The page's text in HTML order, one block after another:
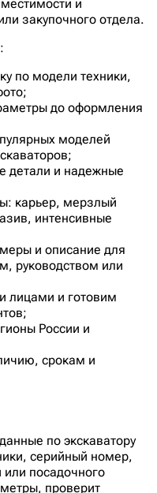
и
закупочного отдела.
по модели техники,
до оформления
моделей
детали и надежные
карьер, мерзлый
интенсивные
и описание для
руководством или
лицами и готовим
России и
срокам и
по экскаватору
серийный номер,
посадочного
проверит